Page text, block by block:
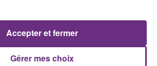
GIMS
Gérer mes choix
Accepter et fermer